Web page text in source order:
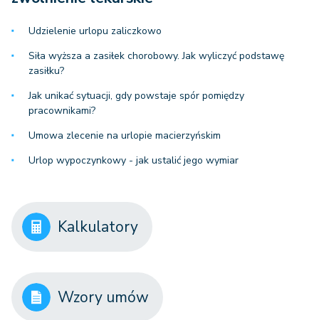
Udzielenie urlopu zaliczkowo
Siła wyższa a zasiłek chorobowy. Jak wyliczyć podstawę
zasiłku?
Jak unikać sytuacji, gdy powstaje spór pomiędzy
pracownikami?
Umowa zlecenie na urlopie macierzyńskim
Urlop wypoczynkowy - jak ustalić jego wymiar
Kalkulatory
Wzory umów